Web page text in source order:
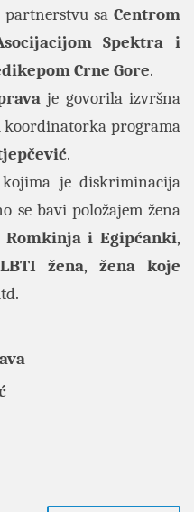
sa Centrom
Spektra i
Crne Gore.
je govorila izvršna
koordinatorka programa
.
je diskriminacija
se bavi položajem žena
Romkinja i Egipćanki,
LBTI žena, žena koje